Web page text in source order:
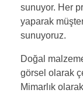
sunuyor. Her
yaparak
sunuyoruz.
Doğal
görsel olarak
Mimarlık